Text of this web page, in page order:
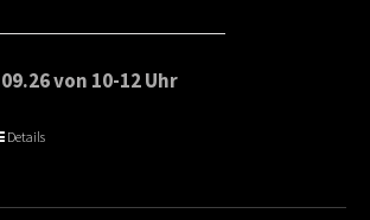
range:
€65.00
von 10-12 Uhr
Details